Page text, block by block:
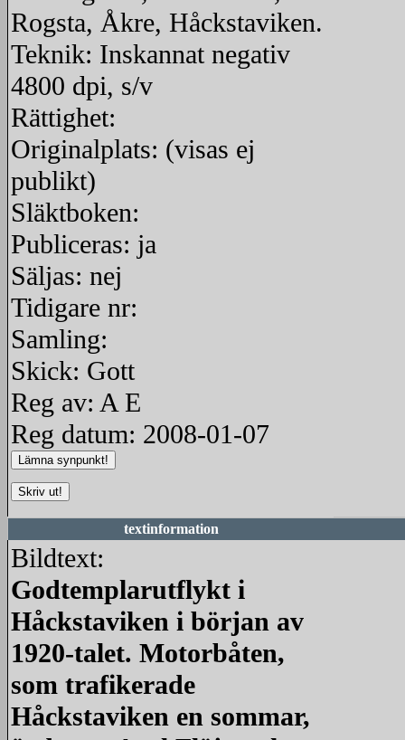
Rogsta, Åkre, Håckstaviken.
Teknik: Inskannat negativ
4800 dpi, s/v
Rättighet:
Originalplats: (visas ej
publikt)
Släktboken:
Publiceras: ja
Säljas: nej
Tidigare nr:
Samling:
Skick: Gott
Reg av: A E
Reg datum: 2008-01-07
textinformation
Bildtext:
Godtemplarutflykt i
Håckstaviken i början av
1920-talet. Motorbåten,
som trafikerade
Håckstaviken en sommar,